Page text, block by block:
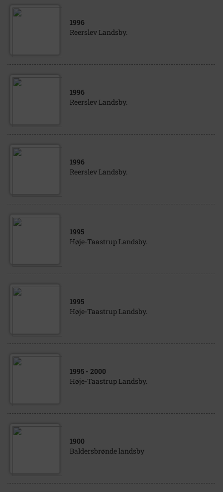
1996
Reerslev Landsby.
1996
Reerslev Landsby.
1996
Reerslev Landsby.
1995
Høje-Taastrup Landsby.
1995
Høje-Taastrup Landsby.
1995 - 2000
Høje-Taastrup Landsby.
1900
Baldersbrønde landsby